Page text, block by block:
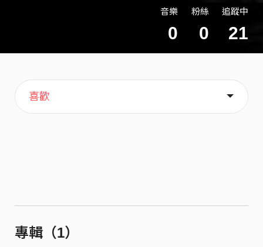
音樂
0
粉絲
0
追蹤中
21
主頁
歌單
喜歡
關於
專輯（1）